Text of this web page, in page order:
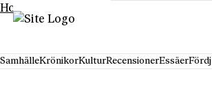
Hoppa till innehåll
SamhälleKrönikorKulturRecensionerEssäer